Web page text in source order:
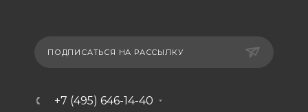
ПОДПИСАТЬСЯ НА РАССЫЛКУ
+7 (495) 646-14-40